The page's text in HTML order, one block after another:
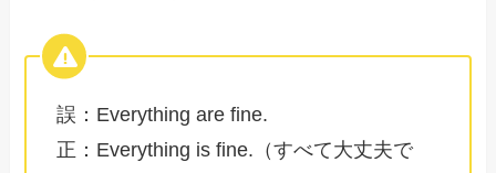
誤：Everything are fine.
正：Everything is fine.（すべて大丈夫で